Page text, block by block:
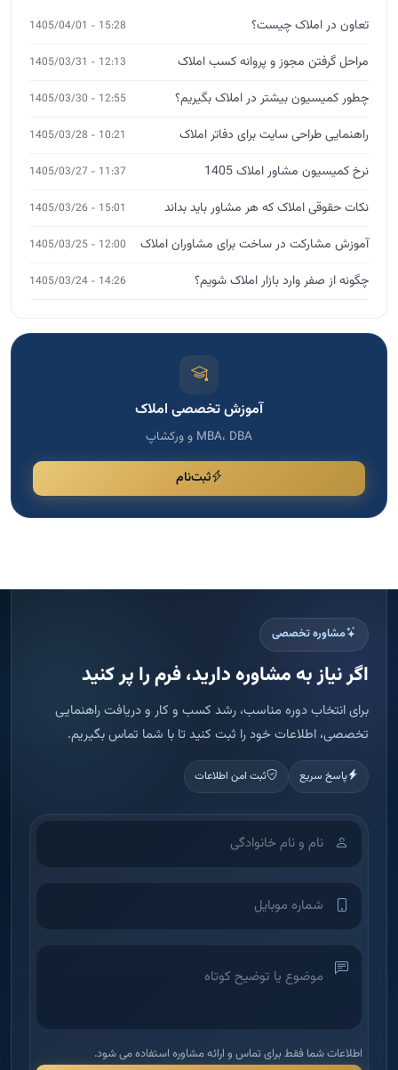
تعاون در املاک چیست؟ 15:28 - 1405/04/01
مراحل گرفتن مجوز و پروانه کسب املاک 12:13 - 1405/03/31
چطور کمیسیون بیشتر در املاک بگیریم؟ 12:55 - 1405/03/30
راهنمایی طراحی سایت برای دفاتر املاک 10:21 - 1405/03/28
نرخ کمیسیون مشاور املاک 1405 11:37 - 1405/03/27
نکات حقوقی املاک که هر مشاور باید بداند 15:01 - 1405/03/26
آموزش مشارکت در ساخت برای مشاوران املاک 12:00 - 1405/03/25
چگونه از صفر وارد بازار املاک شویم؟ 14:26 - 1405/03/24
آموزش تخصصی املاک
MBA، DBA و ورکشاپ
ثبت‌نام
مشاوره تخصصی
اگر نیاز به مشاوره دارید، فرم را پر کنید
برای انتخاب دوره مناسب، رشد کسب و کار و دریافت راهنمایی
تخصصی، اطلاعات خود را ثبت کنید تا با شما تماس بگیریم.
پاسخ سریع ثبت امن اطلاعات
اطلاعات شما فقط برای تماس و ارائه مشاوره استفاده می شود.